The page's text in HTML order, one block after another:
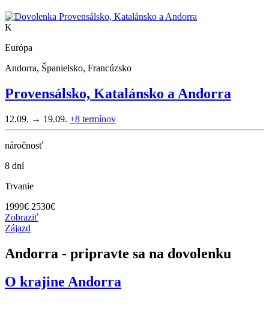
K
Európa
Andorra, Španielsko, Francúzsko
Provensálsko, Katalánsko a Andorra
12.09. → 19.09. +8 termínov
náročnosť
8 dní
Trvanie
1999€ 2530€
Zobraziť
Zájazd
Andorra - pripravte sa na dovolenku
O krajine Andorra